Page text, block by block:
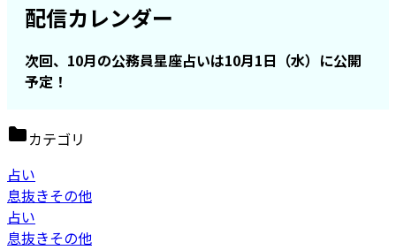
配信カレンダー
次回、10月の公務員星座占いは10月1日（水）に公開
予定！
カテゴリ
占い
息抜きその他
占い
息抜きその他